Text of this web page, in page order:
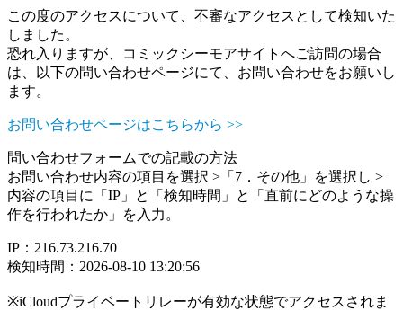
この度のアクセスについて、不審なアクセスとして検知いた
しました。
恐れ入りますが、コミックシーモアサイトへご訪問の場合
は、以下の問い合わせページにて、お問い合わせをお願いし
ます。
お問い合わせページはこちらから >>
問い合わせフォームでの記載の方法
お問い合わせ内容の項目を選択 >「7．その他」を選択し >
内容の項目に「IP」と「検知時間」と「直前にどのような操
作を行われたか」を入力。
IP：216.73.216.70
検知時間：2026-08-10 13:20:56
※iCloudプライベートリレーが有効な状態でアクセスされま